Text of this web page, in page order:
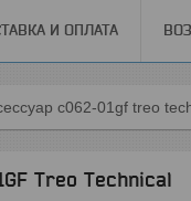
И ОПЛАТА
c062-01gf treo
Treo Technical